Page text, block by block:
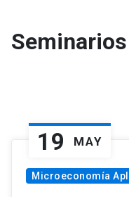
Seminarios
19 MAY
Microeconomía